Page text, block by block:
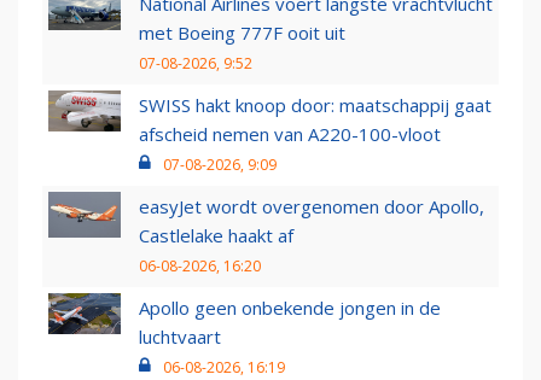
met Boeing 777F ooit uit
07-08-2026, 9:52
SWISS hakt knoop door: maatschappij gaat
afscheid nemen van A220-100-vloot
07-08-2026, 9:09
easyJet wordt overgenomen door Apollo,
Castlelake haakt af
06-08-2026, 16:20
Apollo geen onbekende jongen in de
luchtvaart
06-08-2026, 16:19